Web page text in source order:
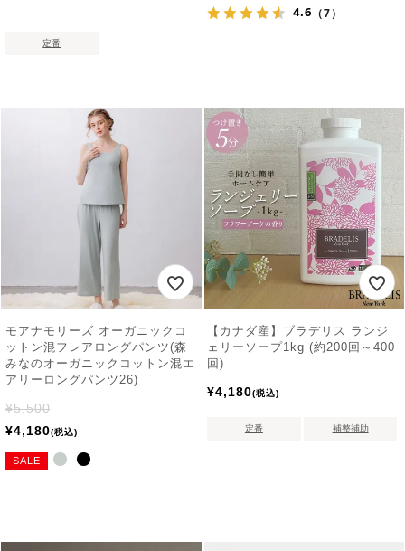
定番
4.6 （7）
モアナモリーズ オーガニックコ
ットン混フレアロングパンツ(森
みなのオーガニックコットン混エ
アリーロングパンツ26)
¥5,500
¥4,180 税込
SALE
【カナダ産】ブラデリス ランジ
ェリーソープ1kg (約200回～400
回)
¥4,180 税込
定番 補整補助